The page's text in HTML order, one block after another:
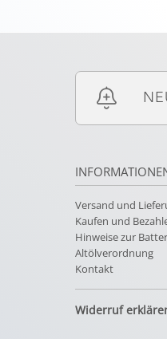
Versand und
Kaufen und
Hinweise zur
Altölverordnung
Kontakt
Widerruf